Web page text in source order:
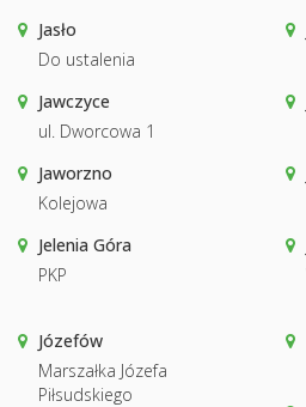
Jasło
Do ustalenia
Jawczyce
ul. Dworcowa 1
Jaworzno
Kolejowa
Jelenia Góra
PKP
Józefów
Marszałka Józefa
Piłsudskiego